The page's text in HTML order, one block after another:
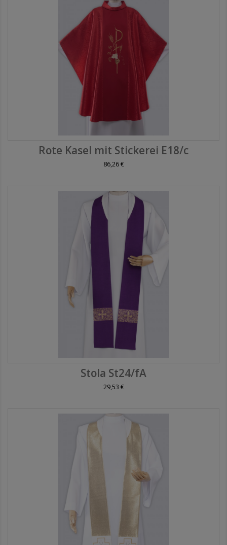
Rote Kasel mit Stickerei E18/c
86,26 €
Stola St24/fA
29,53 €